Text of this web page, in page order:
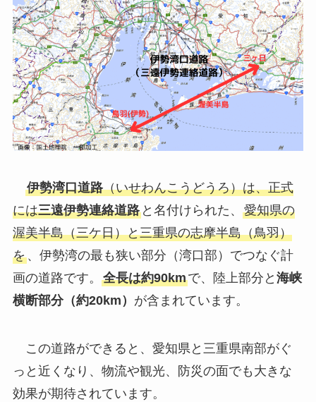
伊勢湾口道路（いせわんこうどうろ）は、正式
には三遠伊勢連絡道路と名付けられた、 愛知県の
渥美半島（三ケ日）と三重県の志摩半島（鳥羽）
を、伊勢湾の最も狭い部分（湾口部）でつなぐ計
画の道路です。 全長は約90kmで、陸上部分と 海峡
横断部分（約20km） が含まれています。
この道路ができると、愛知県と三重県南部がぐ
っと近くなり、物流や観光、防災の面でも大きな
効果が期待されています。